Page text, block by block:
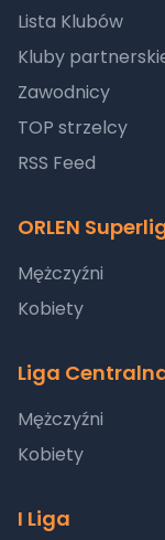
Lista Klubów
Kluby
Zawodnicy
TOP strzelcy
RSS Feed
ORLEN
Mężczyźni
Kobiety
Liga
Mężczyźni
Kobiety
I Liga